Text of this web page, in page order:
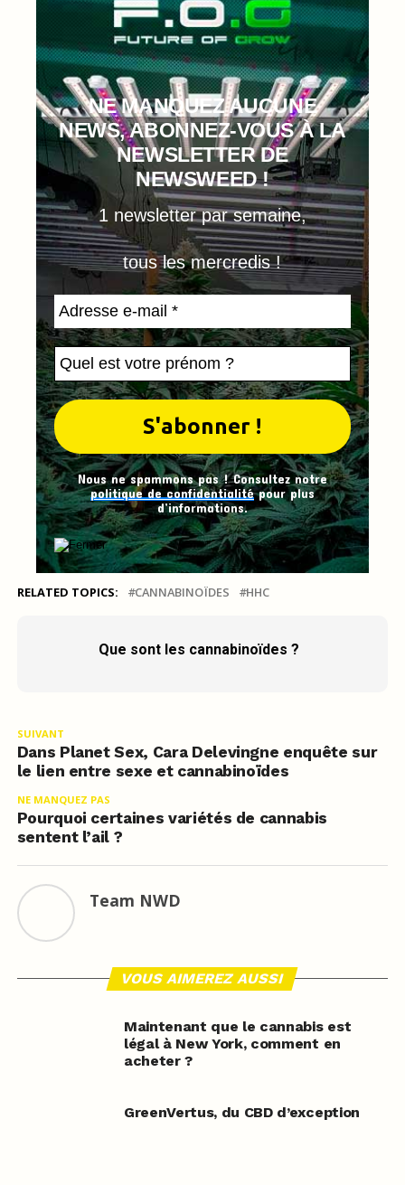
NE MANQUEZ AUCUNE
NEWS, ABONNEZ-VOUS À LA
NEWSLETTER DE
NEWSWEED !
1 newsletter par semaine,
tous les mercredis !
Nous ne spammons pas ! Consultez notre
politique de confidentialitépour plus
d’informations.
RELATED TOPICS: CANNABINOÏDES HHC
Que sont les cannabinoïdes ?
SUIVANT
Dans Planet Sex, Cara Delevingne enquête sur
le lien entre sexe et cannabinoïdes
NE MANQUEZ PAS
Pourquoi certaines variétés de cannabis
sentent l’ail ?
Team NWD
VOUS AIMEREZ AUSSI
Maintenant que le cannabis est
légal à New York, comment en
acheter ?
GreenVertus, du CBD d’exception